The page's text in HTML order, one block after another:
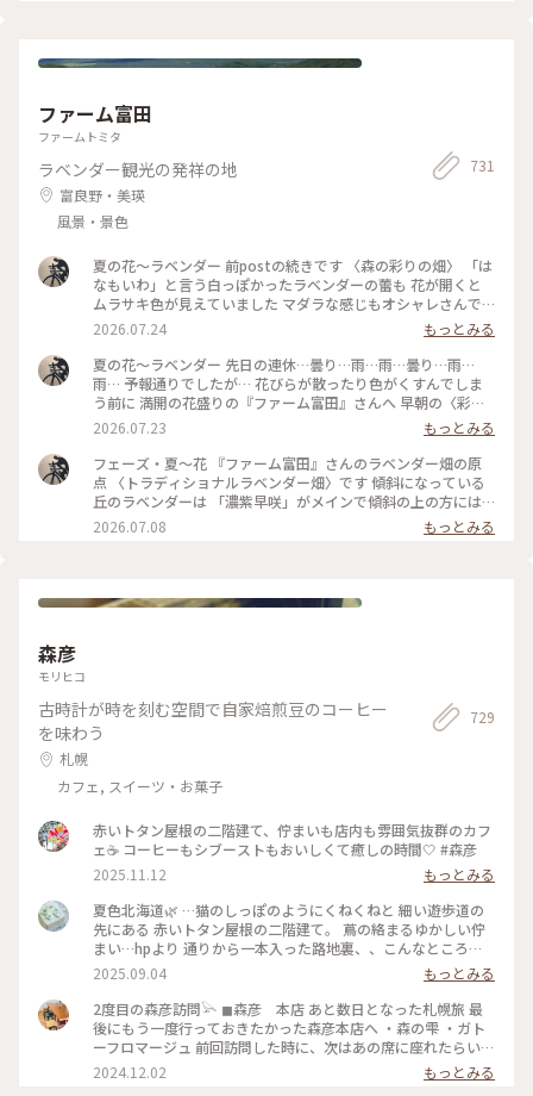
ゆるり夏時間#北海道#函館市#函館#函館駅#函館山#臥牛山#世
ト伝説#函館山ロープウェイ#ロープウェイ#登山バス#観光#絶
景#名所#山頂#展望台#ことりっぷ函館#ひとり旅日記🕊️
ファーム富田
ファームトミタ
ラベンダー観光の発祥の地
富良野・美瑛
風景・景色
731
夏の花〜ラベンダー 前postの続きです 〈森の彩りの畑〉 「は
なもいわ」と言う白っぽかったラベンダーの蕾も 花が開くと
ムラサキ色が見えていました マダラな感じもオシャレさんで
す 〈彩りの畑〉の定番だった花々は連作障害を防ぐために
〈森の彩りの畑〉に植えられましたが… 今年の色のパターンを
見ると… やっぱり元の配色の方が好きかも〜です また来年も
美しい彩りを巡りたいと思います #ひみつの絶景 #丘のある風
景 #花のある風景 #ひみつの絶景北海道 #夏景色 #花景色 #ファ
2026.07.24
もっとみる
夏の花〜ラベンダー 先日の連休…曇り…雨…雨…曇り…雨…
雨… 予報通りでしたが… 花びらが散ったり色がくすんでしま
う前に 満開の花盛りの『ファーム富田』さんへ 早朝の〈彩り
の畑〉と〈森の彩りの畑〉です 朝陽を浴びて…ラベンダーの色
は赤紫っぽく映りました 左から〜 キバナコスモス・スペアミ
ント・ジニア5色 ペパーミント・ペチュニア・ビール麦 そして
右がオカムラサキです 霧の立ちこめる夏の朝は ここへ辿り着
くまでの道のりも美しかったです そうそう…〈彩りの畑〉の入
り口の木がある辺りで 今年もエゾリスさんに会いました #ひみ
つの絶景 #花のある風景 #丘のある風景 #夏景色 #花景色 #美し
2026.07.23
もっとみる
フェーズ・夏〜花 『ファーム富田』さんのラベンダー畑の原
点 〈トラディショナルラベンダー畑〉です 傾斜になっている
丘のラベンダーは 「濃紫早咲」がメインで傾斜の上の方には
「はなもいわ」と「おかむらさき」があります それぞれが一
度に咲き揃うことはないので 今がくっきりとした鮮やかなラ
くのではなくて… 蕾の先端に花が開くのですね〜 一番最後は
2026.07.08 もっとみる
森彦
モリヒコ
古時計が時を刻む空間で自家焙煎豆のコーヒー
を味わう
札幌
カフェ, スイーツ・お菓子
729
赤いトタン屋根の二階建て、佇まいも店内も雰囲気抜群のカフ
ェ☕️ コーヒーもシブーストもおいしくて癒しの時間🤍 #森彦
2025.11.12
もっとみる
夏色北海道🌿 …猫のしっぽのようにくねくねと 細い遊歩道の
先にある 赤いトタン屋根の二階建て。 蔦の絡まるゆかしい佇
まい…hpより 通りから一本入った路地裏、、こんなところ
に？ 蔦と白い暖簾と 赤い屋根と。 〈木造民家コーヒーの店〉
「森彦」さんは ひっそりと。 1996年に建てられた 小さな小さ
な木造民家から MORIHIKO.のストーリーが始まった、という
本店。 さすがの人気店、お待ちの方たちが 途切れない。 そろ
そろ西に傾く日差しの 一階のテーブル席で ガトーフロマージ
ュ、アイスグリーンティー シブースト、森の雫（オリジナル
ブレンド）を。。 改装に 足掛け3年の時間を要したという 余
2025.09.04
もっとみる
2度目の森彦訪問𓅪 ◼︎森彦 本店 あと数日となった札幌旅 最
後にもう一度行っておきたかった森彦本店へ ・森の雫 ・ガト
ーフロマージュ 前回訪問した時に、次はあの席に座れたらい
いなと思っていた窓際の席に座ることができました♡ まだ2回
目なのに私にとって最高に特別なお店 時計の秒針の音も 店員
2024.12.02 もっとみる